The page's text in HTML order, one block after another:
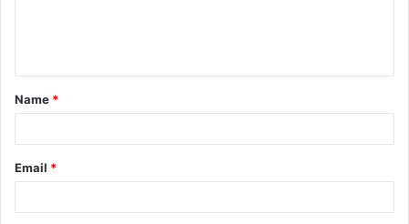
t
*
Name *
Email *